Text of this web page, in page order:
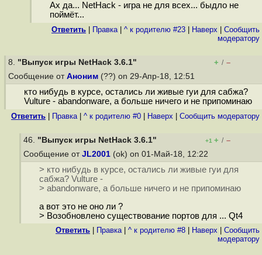
Ах да... NetHack - игра не для всех... быдлo не
поймёт...
Ответить Правка| ^ к родителю #23 Наверх
Cообщить
модератору
8. "Выпуск игры NetHack 3.6.1" + / –
Сообщение от Аноним (??) on 29-Апр-18, 12:51
кто нибудь в курсе, остались ли живые гуи для сабжа?
Vulture - abandonware, а больше ничего и не припоминаю
Ответить Правка| ^ к родителю #0 Наверх Cообщить модератору
46. "Выпуск игры NetHack 3.6.1" +1 + / –
Сообщение от JL2001 (ok) on 01-Май-18, 12:22
> кто нибудь в курсе, остались ли живые гуи для
сабжа? Vulture -
> abandonware, а больше ничего и не припоминаю
а вот это не оно ли ?
> Возобновлено существование портов для ... Qt4
Ответить Правка| ^ к родителю #8 Наверх
Cообщить
модератору